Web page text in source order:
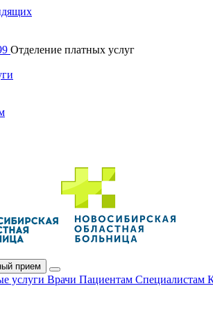
Отделение платных услуг
прием
услуги Врачи Пациентам Специалистам